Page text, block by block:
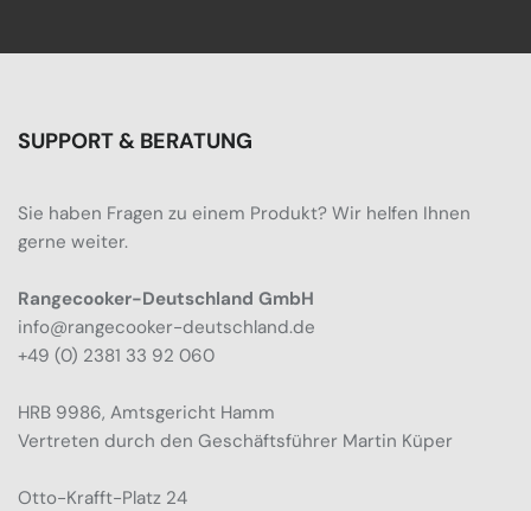
SUPPORT & BERATUNG
Sie haben Fragen zu einem Produkt? Wir helfen Ihnen
gerne weiter.
Rangecooker-Deutschland GmbH
info@rangecooker-deutschland.de
+49 (0) 2381 33 92 060
HRB 9986, Amtsgericht Hamm
Vertreten durch den Geschäftsführer Martin Küper
Otto-Krafft-Platz 24